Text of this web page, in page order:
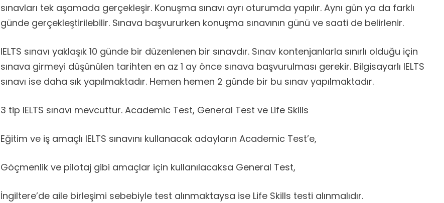
sınavları tek aşamada gerçekleşir. Konuşma sınavı ayrı oturumda yapılır. Aynı gün ya da farklı
günde gerçekleştirilebilir. Sınava başvururken konuşma sınavının günü ve saati de belirlenir.
IELTS sınavı yaklaşık 10 günde bir düzenlenen bir sınavdır. Sınav kontenjanlarla sınırlı olduğu için
sınava girmeyi düşünülen tarihten en az 1 ay önce sınava başvurulması gerekir. Bilgisayarlı IELTS
sınavı ise daha sık yapılmaktadır. Hemen hemen 2 günde bir bu sınav yapılmaktadır.
3 tip IELTS sınavı mevcuttur. Academic Test, General Test ve Life Skills
Eğitim ve iş amaçlı IELTS sınavını kullanacak adayların Academic Test’e,
Göçmenlik ve pilotaj gibi amaçlar için kullanılacaksa General Test,
İngiltere’de aile birleşimi sebebiyle test alınmaktaysa ise Life Skills testi alınmalıdır.